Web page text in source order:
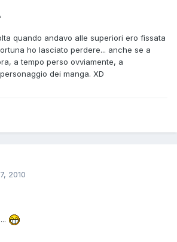
quando andavo alle superiori ero fissata
ho lasciato perdere... anche se a
a tempo perso ovviamente, a
dei manga. XD
2010